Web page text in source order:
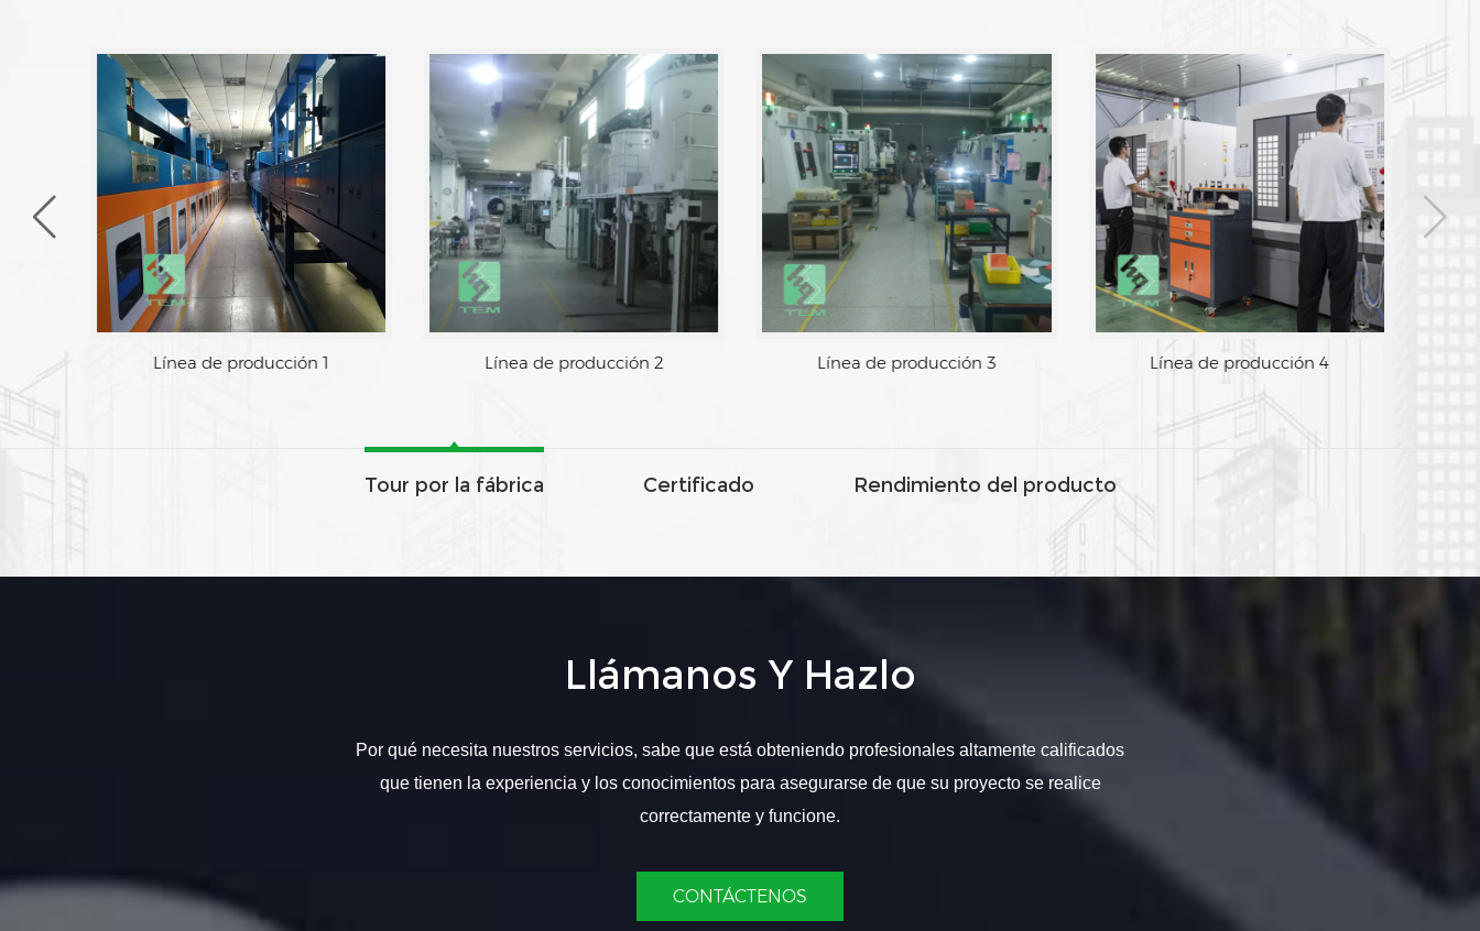
Línea de producción 1 Línea de producción 2 Línea de producción 3 Línea de producción 4
Tour por la fábrica Certificado Rendimiento del producto
Llámanos Y Hazlo
Por qué necesita nuestros servicios, sabe que está obteniendo profesionales altamente calificados
que tienen la experiencia y los conocimientos para asegurarse de que su proyecto se realice
correctamente y funcione.
CONTÁCTENOS